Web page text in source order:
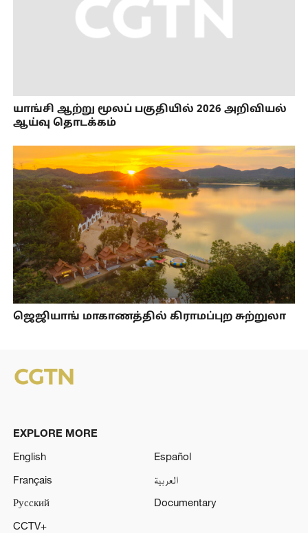
யாங்சி ஆற்று மூலப் பகுதியில் 2026 அறிவியல்
ஆய்வு தொடக்கம்
ஜெஜியாங் மாகாணத்தில் கிராமப்புற சுற்றுலா
EXPLORE MORE
English
Español
Français
العربية
Русский
Documentary
CCTV+